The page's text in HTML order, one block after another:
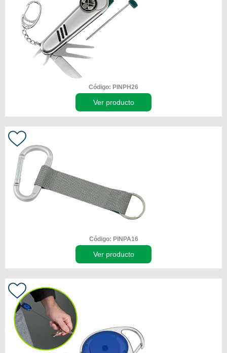
Código: PINPH26
Ver producto
Código: PINPA16
Ver producto